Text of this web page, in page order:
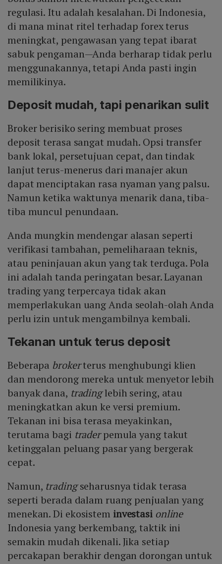
regulasi. Itu adalah kesalahan. Di Indonesia,
di mana minat ritel terhadap forex terus
meningkat, pengawasan yang tepat ibarat
sabuk pengaman—Anda berharap tidak perlu
menggunakannya, tetapi Anda pasti ingin
memilikinya.
Deposit mudah, tapi penarikan sulit
Broker berisiko sering membuat proses
deposit terasa sangat mudah. Opsi transfer
bank lokal, persetujuan cepat, dan tindak
lanjut terus-menerus dari manajer akun
dapat menciptakan rasa nyaman yang palsu.
Namun ketika waktunya menarik dana, tiba-
tiba muncul penundaan.
Anda mungkin mendengar alasan seperti
verifikasi tambahan, pemeliharaan teknis,
atau peninjauan akun yang tak terduga. Pola
ini adalah tanda peringatan besar. Layanan
trading yang terpercaya tidak akan
memperlakukan uang Anda seolah-olah Anda
perlu izin untuk mengambilnya kembali.
Tekanan untuk terus deposit
Beberapa brokerterus menghubungi klien
dan mendorong mereka untuk menyetor lebih
banyak dana, tradinglebih sering, atau
meningkatkan akun ke versi premium.
Tekanan ini bisa terasa meyakinkan,
terutama bagi traderpemula yang takut
ketinggalan peluang pasar yang bergerak
cepat.
Namun, tradingseharusnya tidak terasa
seperti berada dalam ruang penjualan yang
menekan. Di ekosistem investasi online
Indonesia yang berkembang, taktik ini
semakin mudah dikenali. Jika setiap
percakapan berakhir dengan dorongan untuk